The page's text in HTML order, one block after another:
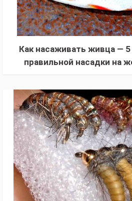
Как насаживать живца —
правильной насадки на